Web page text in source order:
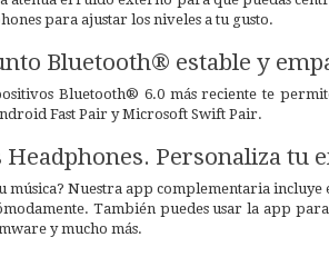
para ajustar los niveles a tu gusto.
Bluetooth® estable y
Bluetooth® 6.0 más reciente te
Fast Pair y Microsoft Swift Pair.
Personaliza tu
música? Nuestra app complementaria
También puedes usar la app
y mucho más.